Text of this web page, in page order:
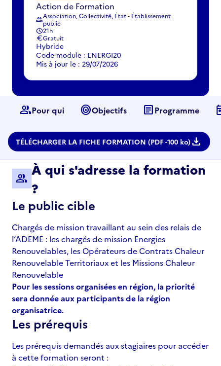
Action de Formation
groupAssociation, Collectivité, État - Établissement
public
schedule21h
euroGratuit
Hybride
Code module : ENERGI20
Mis à jour le : 29/07/2026
groupPour qui targetObjectifs articleProgramme
TÉLÉCHARGER LA FICHE FORMATION (PDF -100 ko) download
group
À qui s'adresse la formation
?
Le public cible
Chargés de mission travaillant au sein des relais de
l’ADEME : les chargés de mission Energies
Renouvelables, les Opérateurs de Contrats Chaleur
Renouvelable Territoriaux et les Missions Chaleur
Renouvelable
Pour les sessions organisées en région, la priorité
sera donnée aux participants de la région
organisatrice.
Les prérequis
Les prérequis demandés aux stagiaires pour accéder
à cette formation seront :